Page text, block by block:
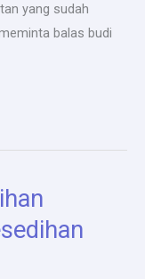
yang sudah
balas budi